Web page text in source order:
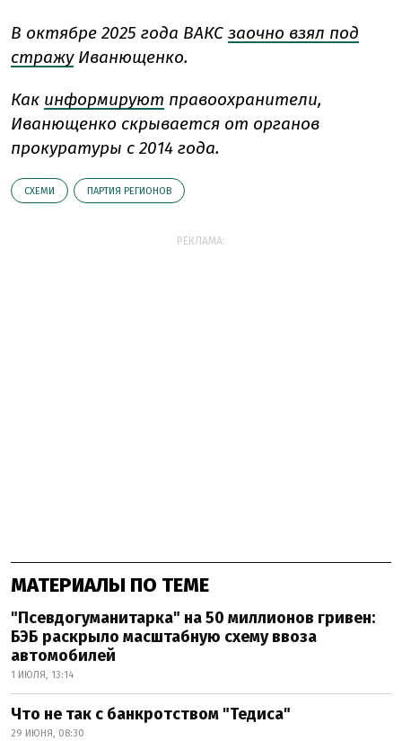
В октябре 2025 года ВАКС заочно взял под
стражу Иванющенко.
Как информируют правоохранители,
Иванющенко скрывается от органов
прокуратуры с 2014 года.
СХЕМИ ПАРТИЯ РЕГИОНОВ
РЕКЛАМА:
МАТЕРИАЛЫ ПО ТЕМЕ
"Псевдогуманитарка" на 50 миллионов гривен:
БЭБ раскрыло масштабную схему ввоза
автомобилей
1 ИЮЛЯ, 13:14
Что не так с банкротством "Тедиса"
29 ИЮНЯ, 08:30